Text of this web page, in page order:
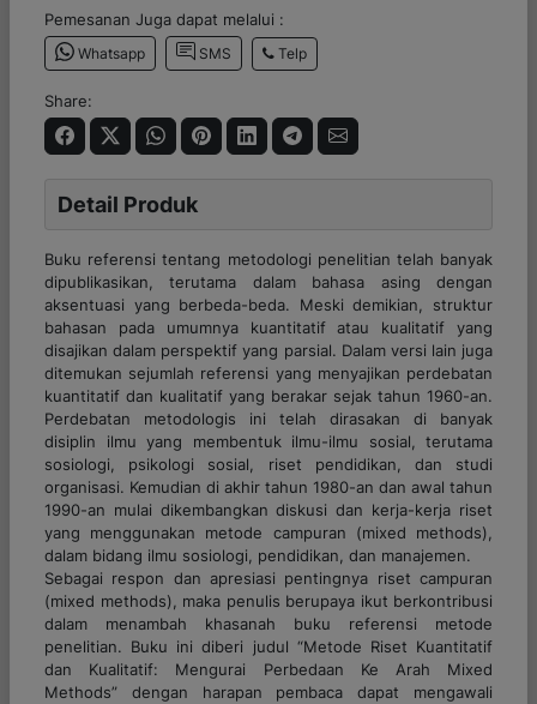
Pemesanan Juga dapat melalui :
Whatsapp SMS Telp
Share:
Detail Produk
Buku referensi tentang metodologi penelitian telah banyak
dipublikasikan, terutama dalam bahasa asing dengan
aksentuasi yang berbeda-beda. Meski demikian, struktur
bahasan pada umumnya kuantitatif atau kualitatif yang
disajikan dalam perspektif yang parsial. Dalam versi lain juga
ditemukan sejumlah referensi yang menyajikan perdebatan
kuantitatif dan kualitatif yang berakar sejak tahun 1960-an.
Perdebatan metodologis ini telah dirasakan di banyak
disiplin ilmu yang membentuk ilmu-ilmu sosial, terutama
sosiologi, psikologi sosial, riset pendidikan, dan studi
organisasi. Kemudian di akhir tahun 1980-an dan awal tahun
1990-an mulai dikembangkan diskusi dan kerja-kerja riset
yang menggunakan metode campuran (mixed methods),
dalam bidang ilmu sosiologi, pendidikan, dan manajemen.
Sebagai respon dan apresiasi pentingnya riset campuran
(mixed methods), maka penulis berupaya ikut berkontribusi
dalam menambah khasanah buku referensi metode
penelitian. Buku ini diberi judul “Metode Riset Kuantitatif
dan Kualitatif: Mengurai Perbedaan Ke Arah Mixed
Methods” dengan harapan pembaca dapat mengawali